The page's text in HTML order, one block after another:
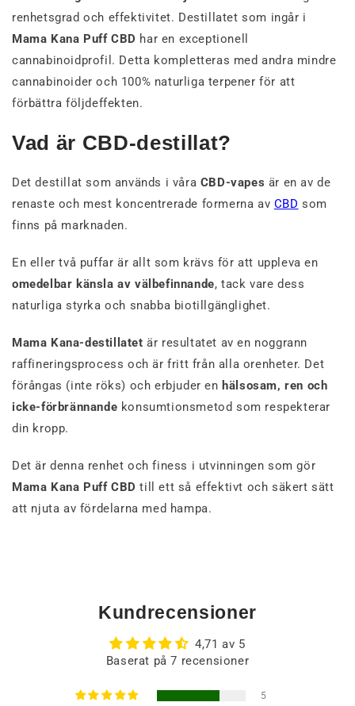
renhetsgrad och effektivitet. Destillatet som ingår i
Mama Kana Puff CBD har en exceptionell
cannabinoidprofil. Detta kompletteras med andra mindre
cannabinoider och 100% naturliga terpener för att
förbättra följdeffekten.
Vad är CBD-destillat?
Det destillat som används i våra CBD-vapes är en av de
renaste och mest koncentrerade formerna av CBD som
finns på marknaden.
En eller två puffar är allt som krävs för att uppleva en
omedelbar känsla av välbefinnande, tack vare dess
naturliga styrka och snabba biotillgänglighet.
Mama Kana-destillatet är resultatet av en noggrann
raffineringsprocess och är fritt från alla orenheter. Det
förångas (inte röks) och erbjuder en hälsosam, ren och
icke-förbrännande konsumtionsmetod som respekterar
din kropp.
Det är denna renhet och finess i utvinningen som gör
Mama Kana Puff CBD till ett så effektivt och säkert sätt
att njuta av fördelarna med hampa.
Kundrecensioner
4,71 av 5
Baserat på 7 recensioner
5